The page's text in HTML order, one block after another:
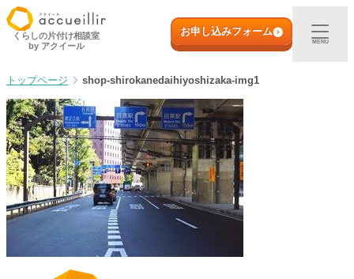
内
容
キ
ッ
プ
初めての方へ
出張買取
宅配買取
店頭買取
ご利用実例
くらしの片付け相談室
by アクイール
お申し込みフォーム
MENU
shop-shirokanedaihiyoshizaka-img1